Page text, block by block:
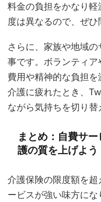
料金の負担をかなり
度は異なるので、ぜひ
さらに、家族や地域
事です。ボランティア
費用や精神的な負担
介護に疲れたとき、
ながら気持ちを切り替
まとめ：自費サ
護の質を上げよう
介護保険の限度額を
ービスが強い味方に